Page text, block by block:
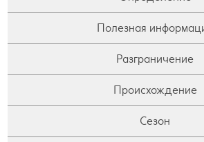
Полезная
Разграничение
Происхождение
Сезон